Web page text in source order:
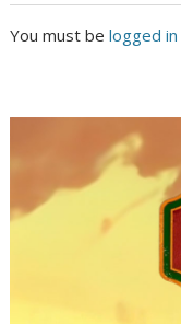
You must belogged in